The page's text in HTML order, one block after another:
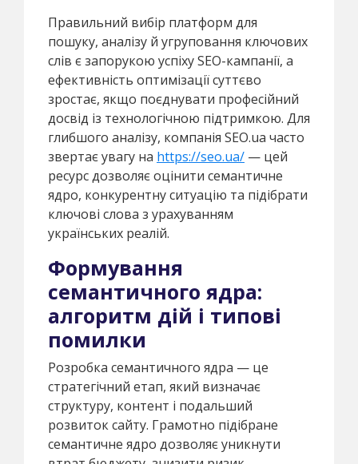
Правильний вибір платформ для
пошуку, аналізу й угруповання ключових
слів є запорукою успіху SEO-кампанії, а
ефективність оптимізації суттєво
зростає, якщо поєднувати професійний
досвід із технологічною підтримкою. Для
глибшого аналізу, компанія SEO.ua часто
звертає увагу на https://seo.ua/ — цей
ресурс дозволяє оцінити семантичне
ядро, конкурентну ситуацію та підібрати
ключові слова з урахуванням
українських реалій.
Формування
семантичного ядра:
алгоритм дій і типові
помилки
Розробка семантичного ядра — це
стратегічний етап, який визначає
структуру, контент і подальший
розвиток сайту. Грамотно підібране
семантичне ядро дозволяє уникнути